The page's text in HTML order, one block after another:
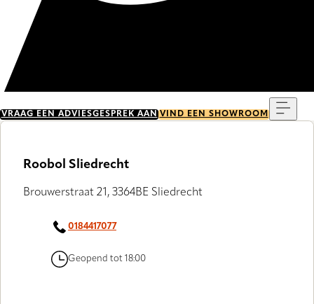
VRAAG EEN ADVIESGESPREK AAN VIND EEN SHOWROOM
Roobol Sliedrecht
Brouwerstraat 21, 3364BE Sliedrecht
0184417077
Geopend tot 18:00